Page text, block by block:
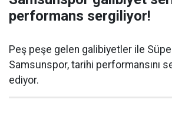
performans sergiliyor!
Peş peşe gelen galibiyetler ile
Samsunspor, tarihi performansını
ediyor.